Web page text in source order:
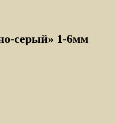
серый» 1-6мм